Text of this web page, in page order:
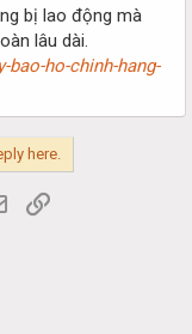
bị lao động mà
lâu dài.
ho-chinh-hang-
here.
Email